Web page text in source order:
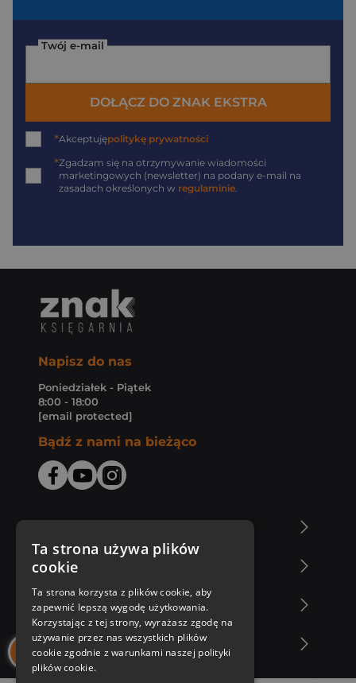
Twój e-mail
DOŁĄCZ DO ZNAK EKSTRA
*Akceptujępolitykę prywatności
*Zgadzam się na otrzymywanie wiadomości
marketingowych (newsletter) na podany e-mail na
zasadach określonych w regulaminie.
Napisz do nas
Poniedziałek - Piątek
8:00 - 18:00
[email protected]
Bądź z nami na bieżąco
Zakupy u nas
Nasza oferta
Nasi autorzy
Ta strona używa plików
cookie
Ta strona korzysta z plików cookie, aby
zapewnić lepszą wygodę użytkowania.
Korzystając z tej strony, wyrażasz zgodę na
używanie przez nas wszystkich plików
cookie zgodnie z warunkami naszej polityki
plików cookie.